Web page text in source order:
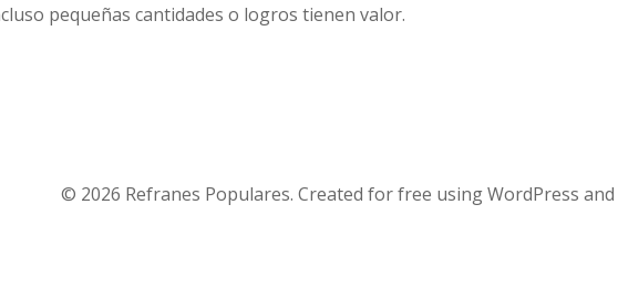
pequeñas cantidades o logros tienen valor.
© 2026 Refranes Populares. Created for free using WordPress and